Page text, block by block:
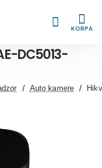
KORPA
DC5013-
Auto kamere